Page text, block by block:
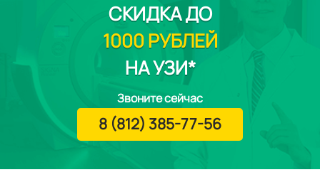
СКИДКАДО
1000 РУБЛЕЙ
НА УЗИ*
Звоните сейчас
8 (812) 385-77-56